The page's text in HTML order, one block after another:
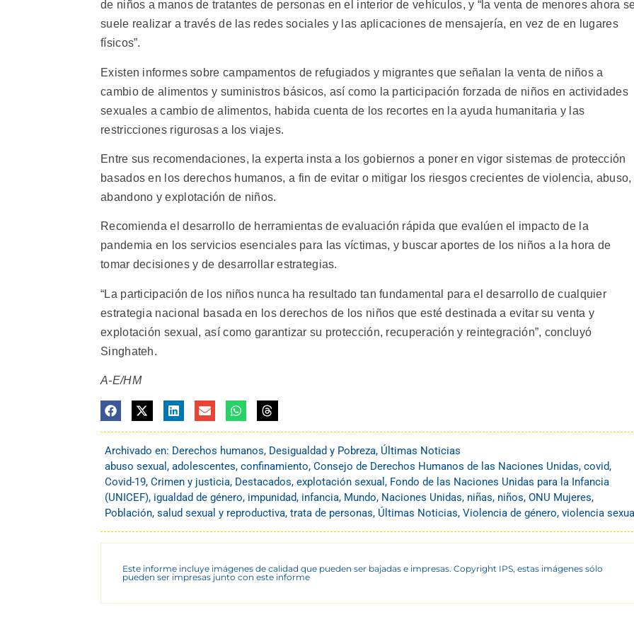
de niños a manos de tratantes de personas en el interior de vehículos, y “la venta de menores ahora
suele realizar a través de las redes sociales y las aplicaciones de mensajería, en vez de en lugares
físicos”.
Existen informes sobre campamentos de refugiados y migrantes que señalan la venta de niños a
cambio de alimentos y suministros básicos, así como la participación forzada de niños en actividades
sexuales a cambio de alimentos, habida cuenta de los recortes en la ayuda humanitaria y las
restricciones rigurosas a los viajes.
Entre sus recomendaciones, la experta insta a los gobiernos a poner en vigor sistemas de protección
basados en los derechos humanos, a fin de evitar o mitigar los riesgos crecientes de violencia, abuso,
abandono y explotación de niños.
Recomienda el desarrollo de herramientas de evaluación rápida que evalúen el impacto de la
pandemia en los servicios esenciales para las víctimas, y buscar aportes de los niños a la hora de
tomar decisiones y de desarrollar estrategias.
“La participación de los niños nunca ha resultado tan fundamental para el desarrollo de cualquier
estrategia nacional basada en los derechos de los niños que esté destinada a evitar su venta y
explotación sexual, así como garantizar su protección, recuperación y reintegración”, concluyó
Singhateh.
A-E/HM
Archivado en: Derechos humanos, Desigualdad y Pobreza, Últimas Noticias
abuso sexual , adolescentes, confinamiento, Consejo de Derechos Humanos de las Naciones Unidas, covid,
Covid-19, Crimen y justicia, Destacados, explotación sexual , Fondo de las Naciones Unidas para la Infancia
(UNICEF), igualdad de género, impunidad, infancia, Mundo, Naciones Unidas, niñas, niños, ONU Mujeres,
Población, salud sexual y reproductiva, trata de personas, Últimas Noticias, Violencia de género, violencia
Este informe incluye imágenes de calidad que pueden ser bajadas e impresas. Copyright IPS, estas imágenes sólo
pueden ser impresas junto con este informe